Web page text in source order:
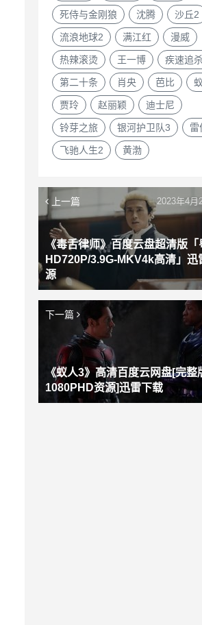
死侍与金刚狼 沈腾 沙丘2
流浪地球2 满江红 漫威
热辣滚烫 王一博 疾速追
第二十条 肖央 芭比
贾玲 赵丽颖 迪士尼
铃芽之旅 银河护卫队3 雷
飞驰人生2 黄渤
上一篇
《毒舌律师》百度云盘超清版「
HD720P/3.9G-MKV4k高清」迅
源
2023年4月
下一篇
《蚁人3》高清百度云网盘[完整
1080PHD资源]迅雷下载